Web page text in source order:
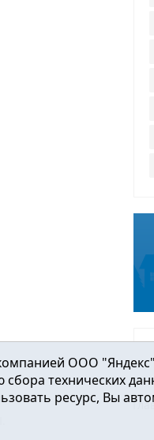
ООО
технических
ресурс, Вы